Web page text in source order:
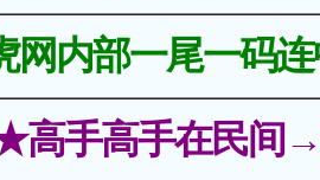
网内部一尾一码
高手高手在民间